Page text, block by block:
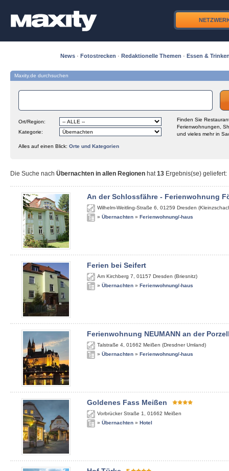
News · Fotostrecken · Redaktionelle Themen · Essen &
Maxity.de durchsuchen
Ort/Region:
Kategorie:
Finden Sie
Ferienwohnungen,
und vieles mehr in
Alles auf einen Blick: Orte und Kategorien
Die Suche nach Übernachten in allen Regionen hat13 Ergebnis(se) geliefert:
An der Schlossfähre - Ferienwohnung
Wilhelm-Weitling-Straße 6 01259 Dresden
» Übernachten » Ferienwohnung/-haus
Ferien bei Seifert
Am Kirchberg 7 01157 Dresden (Briesnitz)
» Übernachten » Ferienwohnung/-haus
Ferienwohnung NEUMANN an der
Talstraße 4 01662 Meißen (Dresdner Umland)
» Übernachten » Ferienwohnung/-haus
Goldenes Fass Meißen
Vorbrücker Straße 1 01662 Meißen
» Übernachten » Hotel